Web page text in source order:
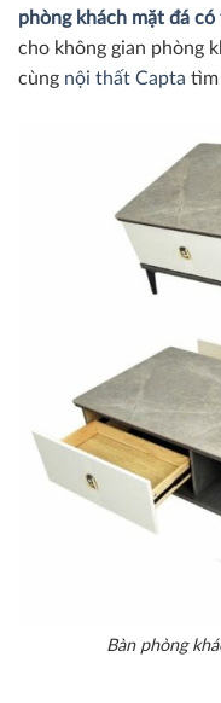
phòng khách mặt đá
cho không gian phòng
cùng nội thất Capta tìm
Bàn phòng